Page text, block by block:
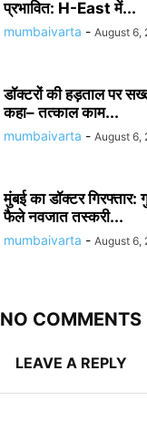
प्रभावित: H-East में...
mumbaivarta - August 6,
डॉक्टरों की हड़ताल पर
कहा– तत्काल काम...
mumbaivarta - August 6,
मुंबई का डॉक्टर
फैले नवजात तस्करी...
mumbaivarta - August 6,
NO COMMENTS
LEAVE A REPLY